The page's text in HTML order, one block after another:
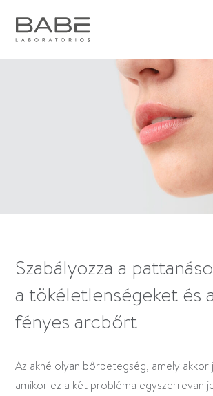
Szabályozza a
a tökéletlenségeket és a
fényes arcbőrt
Az akné olyan bőrbetegség, amely akkor
amikor ez a két probléma egyszerrevan